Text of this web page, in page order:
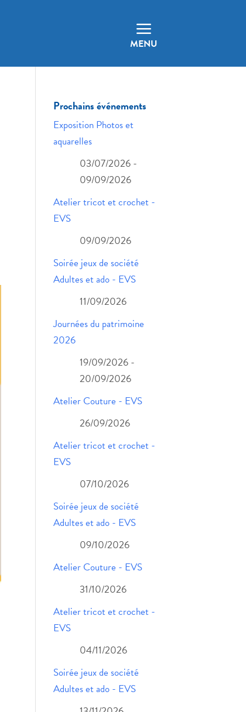
a
MENU
Prochains événements
Exposition Photos et
aquarelles
03/07/2026 -
09/09/2026
Atelier tricot et crochet -
EVS
09/09/2026
Soirée jeux de société
Adultes et ado - EVS
11/09/2026
Journées du patrimoine
2026
19/09/2026 -
20/09/2026
Atelier Couture - EVS
26/09/2026
Atelier tricot et crochet -
EVS
07/10/2026
Soirée jeux de société
Adultes et ado - EVS
09/10/2026
Atelier Couture - EVS
31/10/2026
Atelier tricot et crochet -
EVS
04/11/2026
Soirée jeux de société
Adultes et ado - EVS